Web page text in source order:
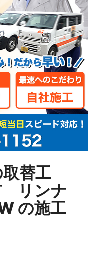
替工
リンナ
の施工